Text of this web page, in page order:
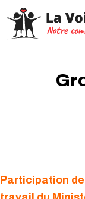
Participation de